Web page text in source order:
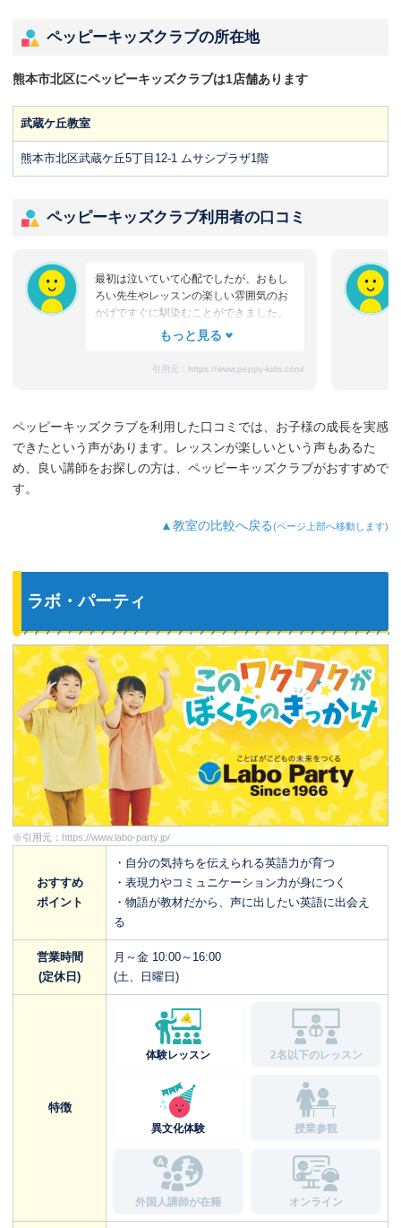
ペッピーキッズクラブの所在地
熊本市北区にペッピーキッズクラブは1店舗あります
武蔵ケ丘教室
熊本市北区武蔵ケ丘5丁目12-1 ムサシプラザ1階
ペッピーキッズクラブ利用者の口コミ
最初は泣いていて心配でしたが、おもし
ろい先生やレッスンの楽しい雰囲気のお
かげですぐに馴染むことができました。
たまにママと離れるときに嫌がることも
れ、お迎えのときはいつも笑顔です。
3歳児を飽きさせない充実したレッスンだ
と思います。うちの子は特に歌やダンス
が好きなようで、よく「Hello～♪」と歌
ど、色んなものを英語で教えてくれるよ
うになり、英語が身についてきているの
引用元： https://www.peppy-kids.com/
ペッピーキッズクラブを利用した口コミでは、お子様の成長を実感
できたという声があります。レッスンが楽しいという声もあるた
め、良い講師をお探しの方は、ペッピーキッズクラブがおすすめで
す。
▲教室の比較へ戻る(ページ上部へ移動します)
ラボ・パーティ
※引用元： https://www.labo-party.jp/
おすすめ
ポイント
・自分の気持ちを伝えられる英語力が育つ
・表現力やコミュニケーション力が身につく
・物語が教材だから、声に出したい英語に出会え
る
営業時間
(定休日)
月～金 10:00～16:00
(土、日曜日)
特徴
体験レッスン 2名以下のレッスン
異文化体験 授業参観
外国人講師が在籍 オンライン